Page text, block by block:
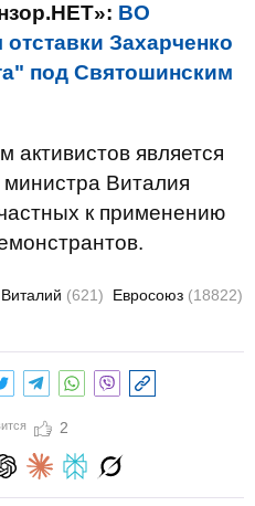
ВО
Захарченко
под Святошинским
является
Виталия
к применению
(621) Евросоюз (18822)
2